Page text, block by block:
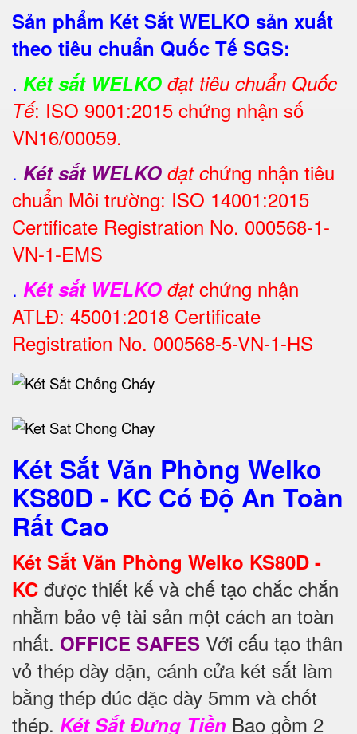
Sản phẩm Két Sắt WELKO sản xuất
theo tiêu chuẩn Quốc Tế SGS:
. Két sắt WELKO đạt tiêu chuẩn Quốc
Tế: ISO 9001:2015 chứng nhận số
VN16/00059.
. Két sắt WELKO đạt chứng nhận tiêu
chuẩn Môi trường: ISO 14001:2015
Certificate Registration No. 000568-1-
VN-1-EMS
. Két sắt WELKO đạtchứng nhận
ATLĐ: 45001:2018 Certificate
Registration No. 000568-5-VN-1-HS
Két Sắt Văn Phòng Welko
KS80D - KC Có Độ An Toàn
Rất Cao
Két Sắt Văn Phòng Welko KS80D -
KC được thiết kế và chế tạo chắc chắn
nhằm bảo vệ tài sản một cách an toàn
nhất. OFFICE SAFES Với cấu tạo thân
vỏ thép dày dặn, cánh cửa két sắt làm
bằng thép đúc đặc dày 5mm và chốt
thép. Két Sắt Đựng Tiền Bao gồm 2